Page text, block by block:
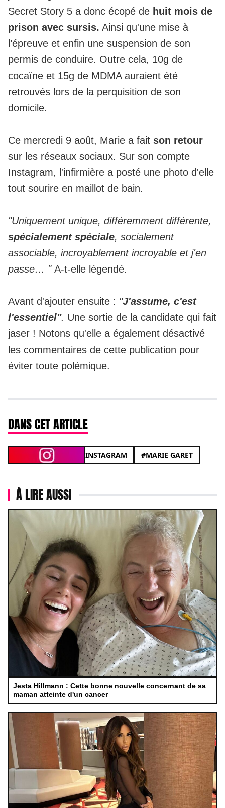
Secret Story 5 a donc écopé de huit mois de
prison avec sursis. Ainsi qu'une mise à
l’épreuve et enfin une suspension de son
permis de conduire. Outre cela, 10g de
cocaïne et 15g de MDMA auraient été
retrouvés lors de la perquisition de son
domicile.
Ce mercredi 9 août, Marie a fait son retour
sur les réseaux sociaux. Sur son compte
Instagram, l'infirmière a posté une photo d'elle
tout sourire en maillot de bain.
"Uniquement unique, différemment différente,
spécialement spéciale, socialement
associable, incroyablement incroyable et j'en
passe… " A-t-elle légendé.
Avant d'ajouter ensuite : "J'assume, c'est
l'essentiel". Une sortie de la candidate qui fait
jaser ! Notons qu'elle a également désactivé
les commentaires de cette publication pour
éviter toute polémique.
DANS CET ARTICLE
INSTAGRAM #MARIE GARET
À LIRE AUSSI
Jesta Hillmann : Cette bonne nouvelle concernant de sa
maman atteinte d'un cancer